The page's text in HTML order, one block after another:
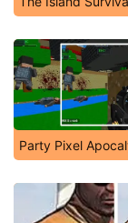
Party Pixel